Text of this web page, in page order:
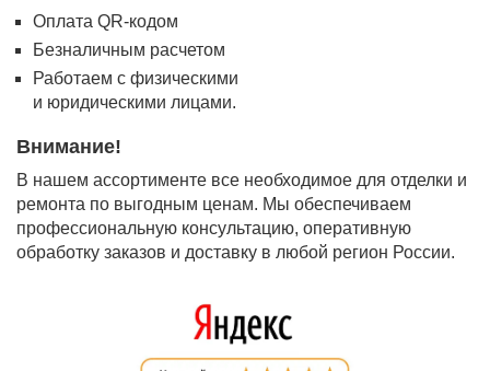
Оплата QR-кодом
Безналичным расчетом
Работаем с физическими
и юридическими лицами.
Внимание!
В нашем ассортименте все необходимое для отделки и
ремонта по выгодным ценам. Мы обеспечиваем
профессиональную консультацию, оперативную
обработку заказов и доставку в любой регион России.